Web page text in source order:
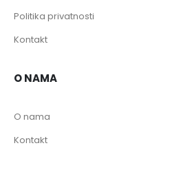
Politika privatnosti
Kontakt
O NAMA
O nama
Kontakt